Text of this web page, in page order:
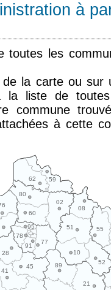
à
toutes les
la carte ou sur
la liste de
commune
à cette
10
21
28
41
45
51
52
55
59
60
62
02
08
77
78
80
89
91
95